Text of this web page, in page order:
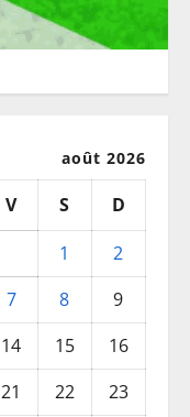
août 2026
V S
D
1
2
7 8
9
14 15
16
21 22
23